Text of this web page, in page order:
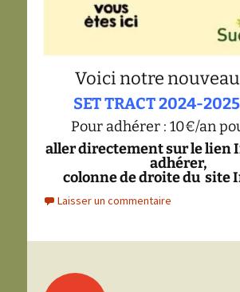
Voici notre
SET TRACT 2024-
Pour adhérer : 10€/an
aller directement sur le lien
adhérer,
colonne de droite du site
Laisser un commentaire